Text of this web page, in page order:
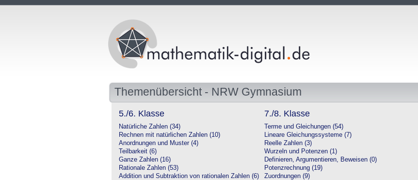
Themenübersicht - NRW Gymnasium
5./6. Klasse
Natürliche Zahlen (34)
Rechnen mit natürlichen Zahlen (10)
Anordnungen und Muster (4)
Teilbarkeit (6)
Ganze Zahlen (16)
Rationale Zahlen (53)
Addition und Subtraktion von rationalen Zahlen (6)
7./8. Klasse
Terme und Gleichungen (54)
Lineare Gleichungssysteme (7)
Reelle Zahlen (3)
Wurzeln und Potenzen (1)
Definieren, Argumentieren, Beweisen (0)
Potenzrechnung (19)
Zuordnungen (9)